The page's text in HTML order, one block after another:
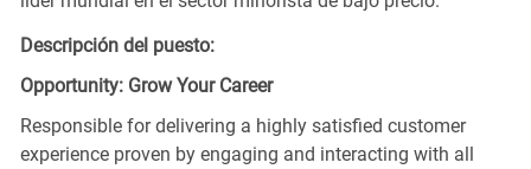
Descripción del puesto:
Opportunity: Grow Your Career
Responsible for delivering a highly satisfied customer
experience proven by engaging and interacting with all